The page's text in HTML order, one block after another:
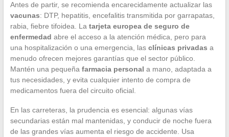
Antes de partir, se recomienda encarecidamente actualizar las
vacunas: DTP, hepatitis, encefalitis transmitida por garrapatas,
rabia, fiebre tifoidea. La tarjeta europea de seguro de
enfermedad abre el acceso a la atención médica, pero para
una hospitalización o una emergencia, las clínicas privadas a
menudo ofrecen mejores garantías que el sector público.
Mantén una pequeña farmacia personal a mano, adaptada a
tus necesidades, y evita cualquier intento de compra de
medicamentos fuera del circuito oficial.
En las carreteras, la prudencia es esencial: algunas vías
secundarias están mal mantenidas, y conducir de noche fuera
de las grandes vías aumenta el riesgo de accidente. Usa